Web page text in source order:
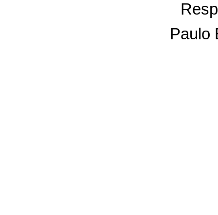
Paulo